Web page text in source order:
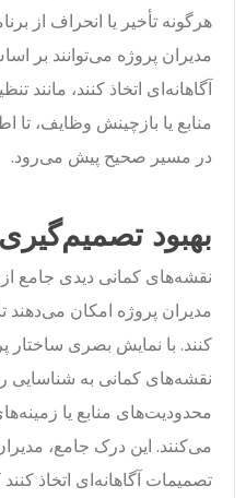
هرگونه تأخیر یا انحراف از
مدیران پروژه می‌توانند بر
آگاهانه‌ای اتخاذ کنند، مانند
منابع یا بازچینش وظایف، تا
در مسیر صحیح پیش می‌رود.
بهبود تصمیم‌گیری:
نقشه‌های کمانی دیدی جامع از
مدیران پروژه امکان می‌دهند
کنند. با نمایش بصری ساختار
نقشه‌های کمانی به شناسایی
محدودیت‌های منابع یا
می‌کنند. این درک جامع، مدیران
تصمیمات آگاهانه‌ای اتخاذ